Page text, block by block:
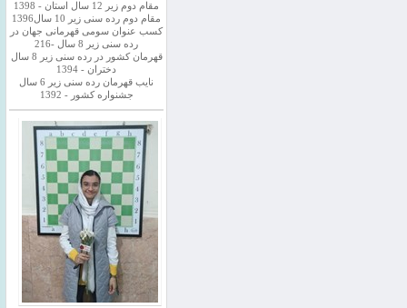
مقام دوم زیر 12 سال استان - 1398
مقام دوم رده سنی زیر 10 سال1396
کسب عنوان سومی قهرمانی جهان در
رده سنی زیر 8 سال -216
قهرمان کشور در رده سنی زیر 8 سال
دختران - 1394
نایب قهرمان رده سنی زیر 6 سال
جشنواره کشور - 1392